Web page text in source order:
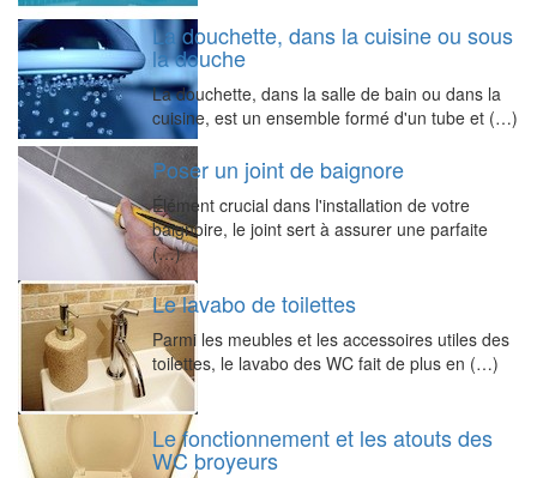
La douchette, dans la cuisine ou sous
la douche
La douchette, dans la salle de bain ou dans la
cuisine, est un ensemble formé d'un tube et (…)
Poser un joint de baignore
Élément crucial dans l'installation de votre
baignoire, le joint sert à assurer une parfaite
(…)
Le lavabo de toilettes
Parmi les meubles et les accessoires utiles des
toilettes, le lavabo des WC fait de plus en (…)
Le fonctionnement et les atouts des
WC broyeurs